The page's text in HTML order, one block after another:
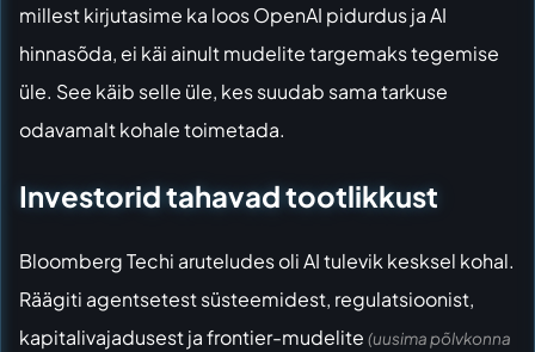
millest kirjutasime ka loosOpenAI pidurdus ja AI
hinnasõda, ei käi ainult mudelite targemaks tegemise
üle. See käib selle üle, kes suudab sama tarkuse
odavamalt kohale toimetada.
Investorid tahavad tootlikkust
Bloomberg Techi aruteludesoli AI tulevik kesksel kohal.
Räägiti agentsetest süsteemidest, regulatsioonist,
kapitalivajadusest ja frontier-mudelite (uusima põlvkonna